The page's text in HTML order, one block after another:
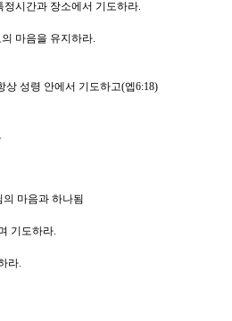
정시간과 장소에서 기도하라.
마음을 유지하라.
상 성령 안에서 기도하고(엡6:18)
의 마음과 하나됨
기도하라.
라.